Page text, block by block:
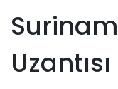
Uzantısı